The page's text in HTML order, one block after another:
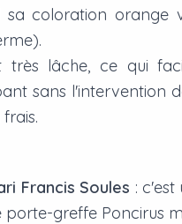
coloration orange
lâche, ce qui
sans
Francis Soules :
porte-greffe Poncirus